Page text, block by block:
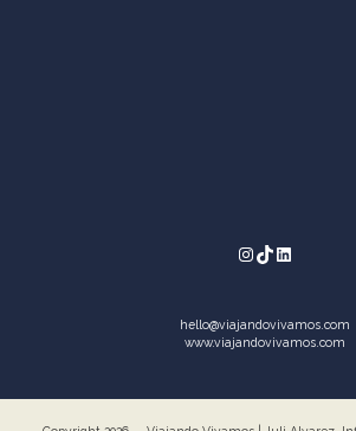
Instagram
TikTokLinkedIn
hello@viajandovivamos.com
www.viajandovivamos.com